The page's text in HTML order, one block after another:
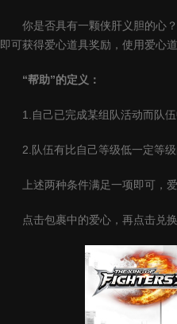
你是否具有一颗侠肝义胆的心
即可获得爱心道具奖励，使用爱心
“帮助”的定义：
1.自己已完成某组队活动而队
2.队伍有比自己等级低一定等
上述两种条件满足一项即可，
点击包裹中的爱心，再点击兑